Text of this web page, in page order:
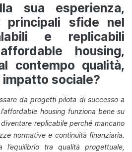
sua esperienza,
principali sfide nel
e replicabili
housing,
contempo qualità,
sociale?
da progetti pilota di successo a
housing funziona bene su
replicabile perché mancano
normative e continuità finanziaria.
l’equilibrio tra qualità progettuale,